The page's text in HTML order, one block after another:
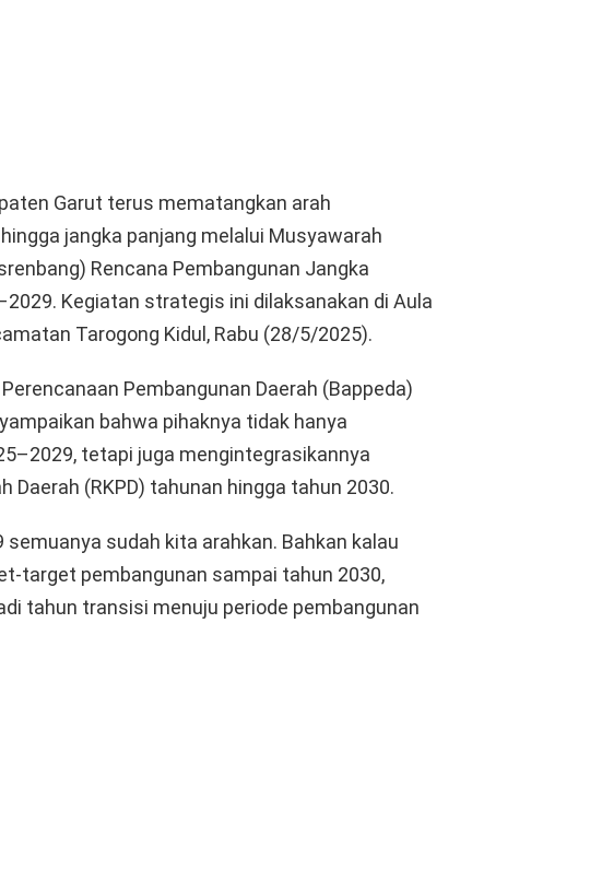
Garut terus mematangkan arah
jangka panjang melalui Musyawarah
Rencana Pembangunan Jangka
Kegiatan strategis ini dilaksanakan di Aula
Tarogong Kidul, Rabu (28/5/2025).
Pembangunan Daerah (Bappeda)
bahwa pihaknya tidak hanya
tetapi juga mengintegrasikannya
Daerah (RKPD) tahunan hingga tahun 2030.
semuanya sudah kita arahkan. Bahkan kalau
target pembangunan sampai tahun 2030,
tahun transisi menuju periode pembangunan